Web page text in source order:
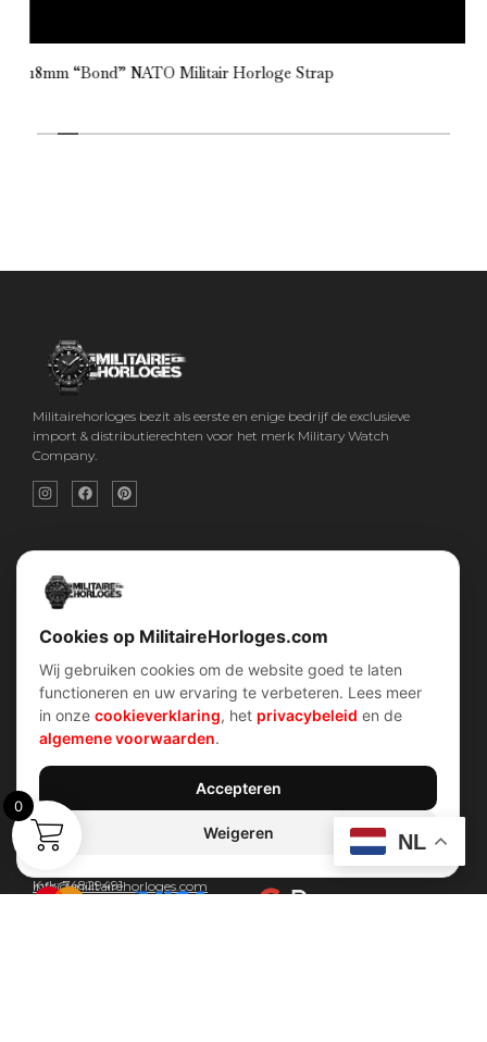
18mm “Bond” NATO Militair Horloge Strap
Militairehorloges bezit als eerste en enige bedrijf de exclusieve
import & distributierechten voor het merk Military Watch
Company.
Snel menu
Home
Over ons
Contact
Shop
Categorieën
klantenservice
Verzend & retour
Garantiebeleid
Privacybeleid
Verhalen
Duikers horloges
Contact Info
Kvk: 74829491
Info@militairehorloges.com
Cookies op MilitaireHorloges.com
Wij gebruiken cookies om de website goed te laten
functioneren en uw ervaring te verbeteren. Lees meer
in onze cookieverklaring, het privacybeleid en de
algemene voorwaarden.
Accepteren
Weigeren NL
0